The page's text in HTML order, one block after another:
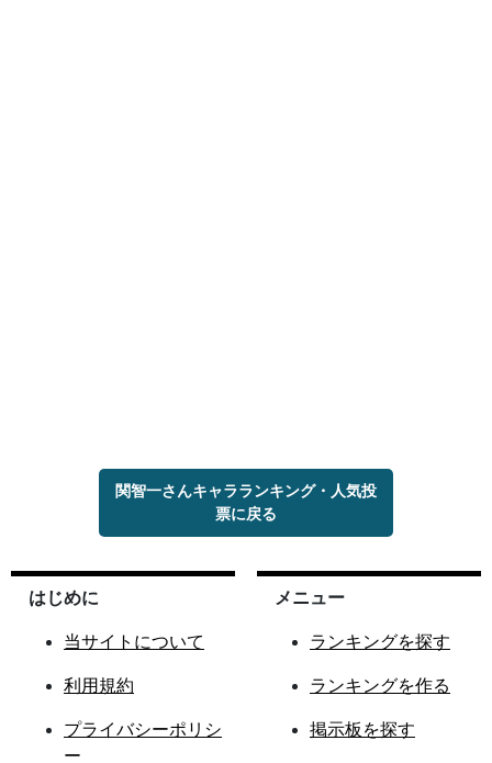
関智一さんキャラランキング・人気投
票に戻る
はじめに
当サイトについて
利用規約
プライバシーポリシ
ー
メニュー
ランキングを探す
ランキングを作る
掲示板を探す